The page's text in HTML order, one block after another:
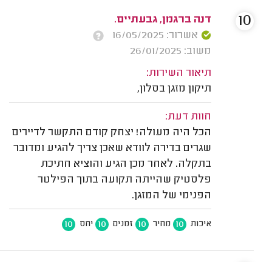
דנה ברגמן, גבעתיים.
אשרור: 16/05/2025
משוב: 26/01/2025
תיאור השירות:
תיקון מזגן בסלון,
חוות דעת:
הכל היה מעולה! יצחק קודם התקשר לדיירים
שגרים בדירה לוודא שאכן צריך להגיע ומדובר
בתקלה. לאחר מכן הגיע והוציא חתיכת
פלסטיק שהייתה תקועה בתוך הפילטר
הפנימי של המזגן.
איכות 10 מחיר 10 זמנים 10 יחס 10
10